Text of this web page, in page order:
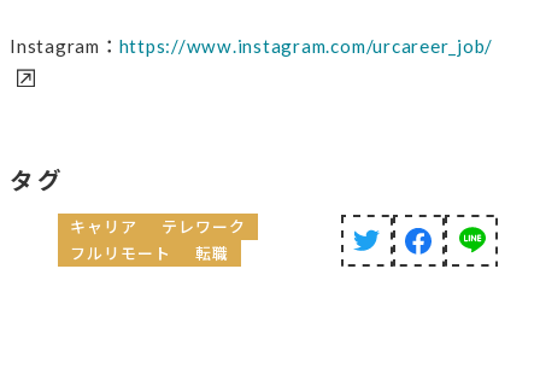
Instagram： https://www.instagram.com/urcareer_job/
タグ
キャリア
テレワーク
フルリモート
転職